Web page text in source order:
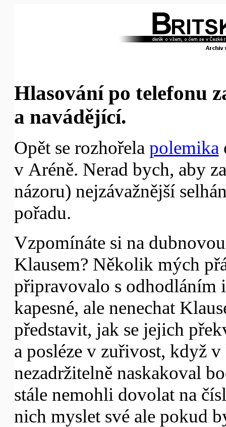
Hlasování po telefonu
a navádějící.
Opět se rozhořela polemika
v Aréně. Nerad bych, aby
názoru) nejzávažnější
pořadu.
Vzpomínáte si na
Klausem? Několik mých
připravovalo s odhodláním
kapesné, ale nenechat
představit, jak se jejich
a posléze v zuřivost, když
nezadržitelně naskakoval
stále nemohli dovolat na
nich myslet své ale pokud